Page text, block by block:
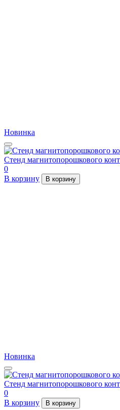
Новинка
Стенд магнитопорошкового
0
В корзину
В корзину
Новинка
Стенд магнитопорошкового
0
В корзину
В корзину